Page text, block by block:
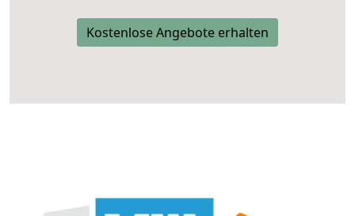
Kostenlose Angebote erhalten